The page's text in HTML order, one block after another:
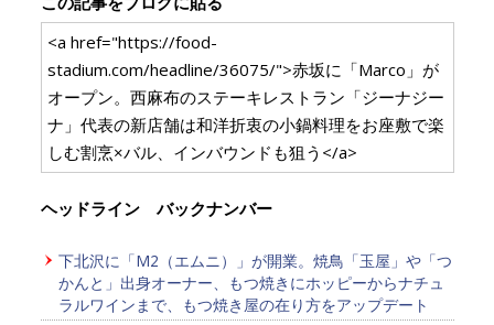
<a href="https://food-
stadium.com/headline/36075/">赤坂に「Marco」が
オープン。西麻布のステーキレストラン「ジーナジー
ナ」代表の新店舗は和洋折衷の小鍋料理をお座敷で楽
しむ割烹×バル、インバウンドも狙う</a>
ヘッドライン バックナンバー
下北沢に「M2（エムニ）」が開業。焼鳥「玉屋」や「つ
かんと」出身オーナー、もつ焼きにホッピーからナチュ
ラルワインまで、もつ焼き屋の在り方をアップデート